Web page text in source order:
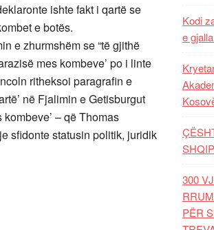
ishte fakt i qartë se
e botës.
e zhurmshëm se “të gjithë
mes kombeve’ po i linte
ritheksoi paragrafin e
në Fjalimin e Getisburgut
– që Thomas
sfidonte statusin politik, juridik
Kodi
e
300
PËR